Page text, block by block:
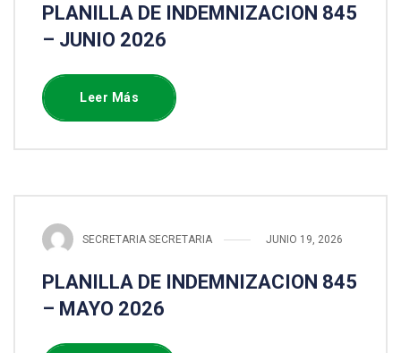
PLANILLA DE INDEMNIZACION 845
– JUNIO 2026
Leer Más
SECRETARIA SECRETARIA JUNIO 19, 2026
PLANILLA DE INDEMNIZACION 845
– MAYO 2026